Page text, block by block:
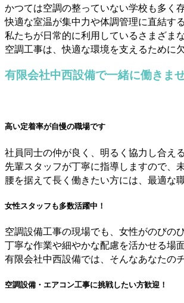
かつては空調の整っていない学校も多く
快適な室温が集中力や体調管理に直結す
私たちが日常的に利用しているさまざま
空調工事は、快適な環境を支えるために
有限会社中西設備で一緒に働きま
高い定着率が自慢の職場です
社員同士の仲が良く、明るく協力し合え
先輩スタッフが丁寧に指導しますので、
腰を据えて長く働きたい方には、最適な職
女性スタッフも多数活躍中！
空調設備工事の現場でも、女性がのびの
丁寧な作業や細やかな配慮を活かせる場
有限会社中西設備では、そんなあなたの
空調設備・エアコン工事に挑戦したい方歓迎！